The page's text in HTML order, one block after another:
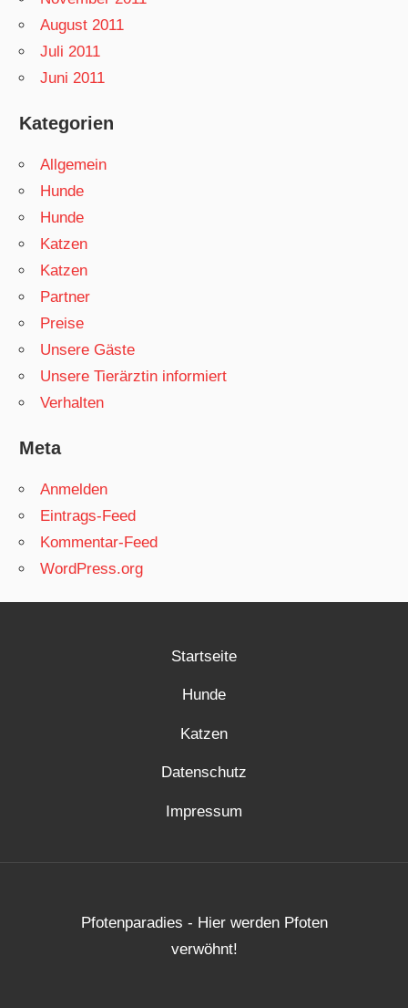
August 2011
Juli 2011
Juni 2011
Kategorien
Allgemein
Hunde
Hunde
Katzen
Katzen
Partner
Preise
Unsere Gäste
Unsere Tierärztin informiert
Verhalten
Meta
Anmelden
Eintrags-Feed
Kommentar-Feed
WordPress.org
Startseite
Hunde
Katzen
Datenschutz
Impressum
Pfotenparadies - Hier werden Pfoten
verwöhnt!